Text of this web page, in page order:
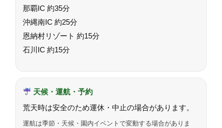
那覇IC 約35分
沖縄南IC 約25分
恩納村リゾート 約15分
石川IC 約15分
天候・運航・予約
荒天時は安全のため運休・中止の場合があります。
運航は季節・天候・園内イベントで変動する場合がありま